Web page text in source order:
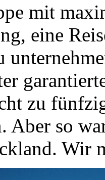
mit
eine
zu
Aber so
Wir